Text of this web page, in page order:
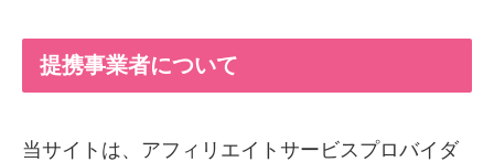
提携事業者について
当サイトは、アフィリエイトサービスプロバイダ